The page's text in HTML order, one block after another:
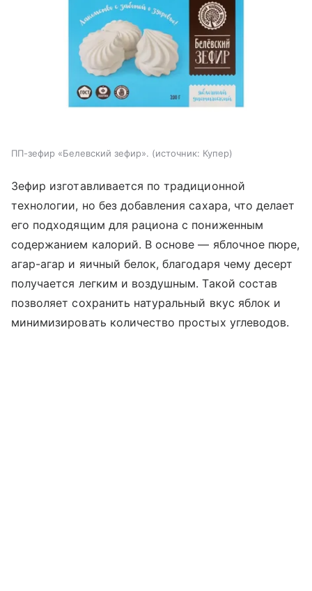
ПП-зефир «Белевский зефир». источник: Купер
Зефир изготавливается по традиционной
технологии, но без добавления сахара, что делает
его подходящим для рациона с пониженным
содержанием калорий. В основе — яблочное пюре,
агар-агар и яичный белок, благодаря чему десерт
получается легким и воздушным. Такой состав
позволяет сохранить натуральный вкус яблок и
минимизировать количество простых углеводов.